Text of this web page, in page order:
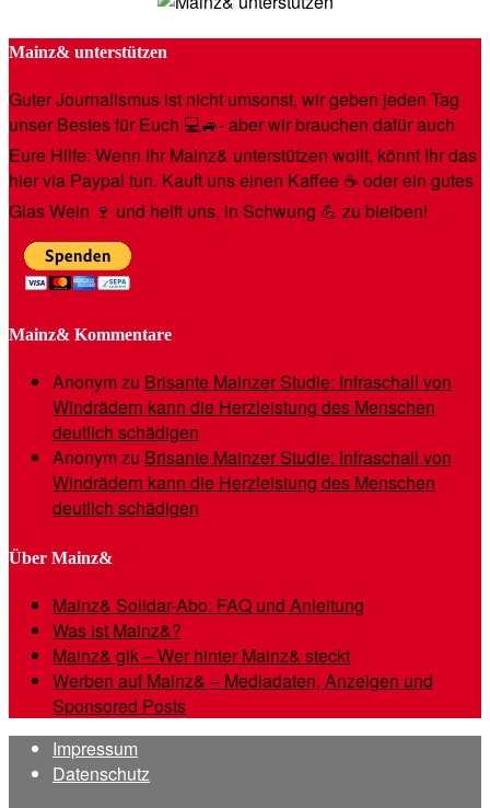
Mainz& unterstützen
Guter Journalismus ist nicht umsonst, wir geben jeden Tag
unser Bestes für Euch 💻🚙- aber wir brauchen dafür auch
Eure Hilfe: Wenn Ihr Mainz& unterstützen wollt, könnt Ihr das
hier via Paypal tun. Kauft uns einen Kaffee ☕️ oder ein gutes
Glas Wein 🍷 und helft uns, in Schwung 💪 zu bleiben!
Mainz& Kommentare
Anonymzu Brisante Mainzer Studie: Infraschall von
Windrädern kann die Herzleistung des Menschen
deutlich schädigen
Anonymzu Brisante Mainzer Studie: Infraschall von
Windrädern kann die Herzleistung des Menschen
deutlich schädigen
Über Mainz&
Mainz& Solidar-Abo: FAQ und Anleitung
Was ist Mainz&?
Mainz& gik – Wer hinter Mainz& steckt
Werben auf Mainz& – Mediadaten, Anzeigen und
Sponsored Posts
Impressum
Datenschutz